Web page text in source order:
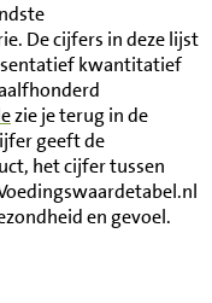
De cijfers in deze lijst
kwantitatief
zie je terug in de
geeft de
het cijfer tussen
en gevoel.